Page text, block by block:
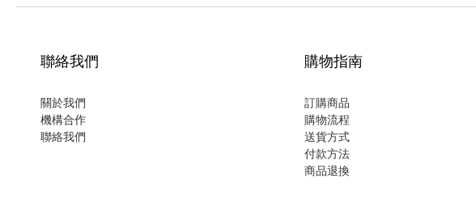
聯絡我們
關於我們
機構合作
聯絡我們
購物指南
訂購商品
購物流程
送貨方式
付款方法
商品退換